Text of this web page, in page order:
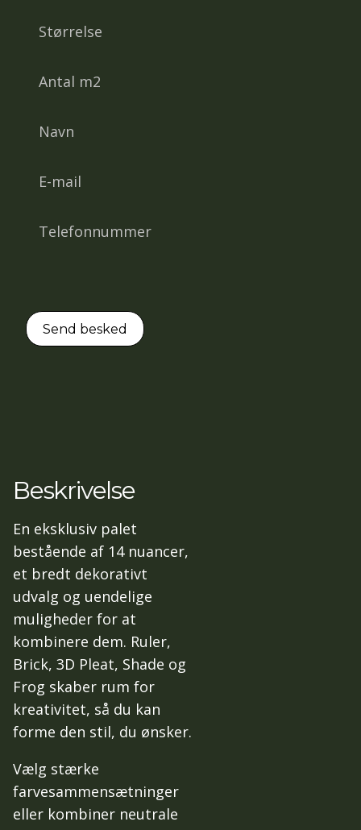
Beskrivelse
En eksklusiv palet
bestående af 14 nuancer,
et bredt dekorativt
udvalg og uendelige
muligheder for at
kombinere dem. Ruler,
Brick, 3D Pleat, Shade og
Frog skaber rum for
kreativitet, så du kan
forme den stil, du ønsker.
Vælg stærke
farvesammensætninger
eller kombiner neutrale